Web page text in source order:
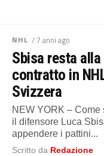
NHL / 7 anni ago
Sbisa resta
contratto in
Svizzera
NEW YORK –
il difensore Luca
appendere i pattini...
Scritto da Redazione